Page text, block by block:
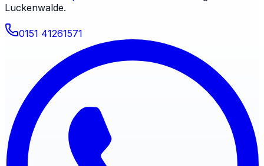
Luckenwalde.
0151 41261571